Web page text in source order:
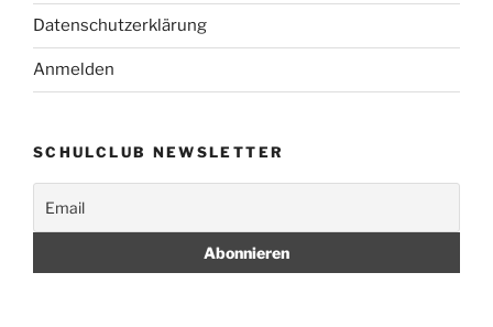
Datenschutzerklärung
Anmelden
SCHULCLUB NEWSLETTER